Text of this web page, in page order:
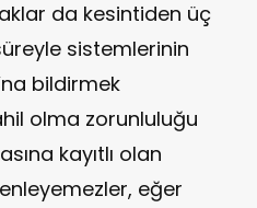
da kesintiden üç
sistemlerinin
bildirmek
olma zorunluluğu
kayıtlı olan
eğer